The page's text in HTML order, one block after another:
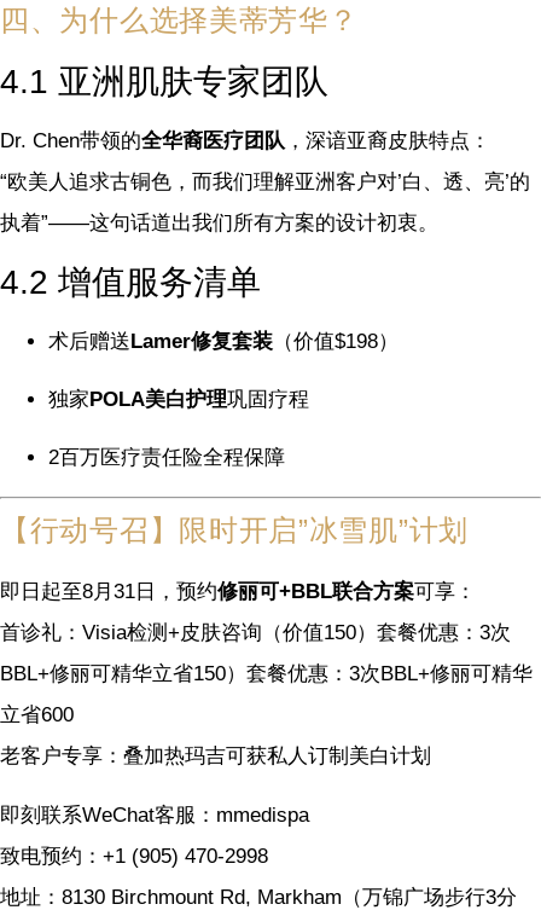
四、为什么选择美蒂芳华？
4.1 亚洲肌肤专家团队
Dr. Chen带领的全华裔医疗团队 ，深谙亚裔皮肤特点：
“欧美人追求古铜色，而我们理解亚洲客户对’白、透、亮’的
执着”——这句话道出我们所有方案的设计初衷。
4.2 增值服务清单
术后赠送Lamer修复套装 （价值$198）
独家POLA美白护理巩固疗程
2百万医疗责任险全程保障
【行动号召】限时开启”冰雪肌”计划
即日起至8月31日，预约修丽可+BBL联合方案可享：
首诊礼：Visia检测+皮肤咨询（价值150）套餐优惠：3次
BBL+修丽可精华立省150） 套餐优惠： 3次 BBL+修丽可精华
立省600
老客户专享：叠加热玛吉可获私人订制美白计划
即刻联系WeChat客服：mmedispa
致电预约：+1 (905) 470-2998
地址：8130 Birchmount Rd, Markham（万锦广场步行3分